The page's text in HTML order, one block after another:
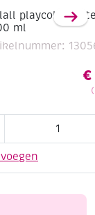
playcoll
ml
€